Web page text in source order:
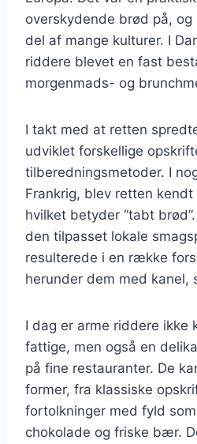
overskydende brød på,
del af mange kulturer. I
riddere blevet en fast
morgenmads- og
I takt med at retten
udviklet forskellige
tilberedningsmetoder. I
Frankrig, blev retten kendt
hvilket betyder “tabt
den tilpasset lokale
resulterede i en række
herunder dem med kanel,
I dag er arme riddere ikke
fattige, men også en
på fine restauranter. De
former, fra klassiske
fortolkninger med fyld
chokolade og friske bær.